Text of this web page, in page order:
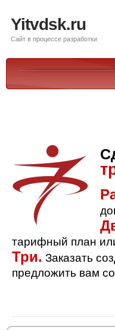
Yitvdsk.ru
Сайт в процессе разработки
тарифный план
Три. Заказать
предложить вам